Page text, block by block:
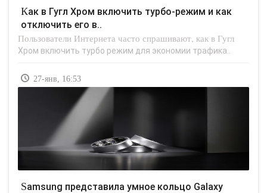
Как в Гугл Хром включить турбо-режим и как
отключить его в..
Пользователи Интернета часто спрашивают, как в Гугл
Хром включить турбо режим для экономии трафика..
27-янв, 16:53
Samsung представила умное кольцо Galaxy